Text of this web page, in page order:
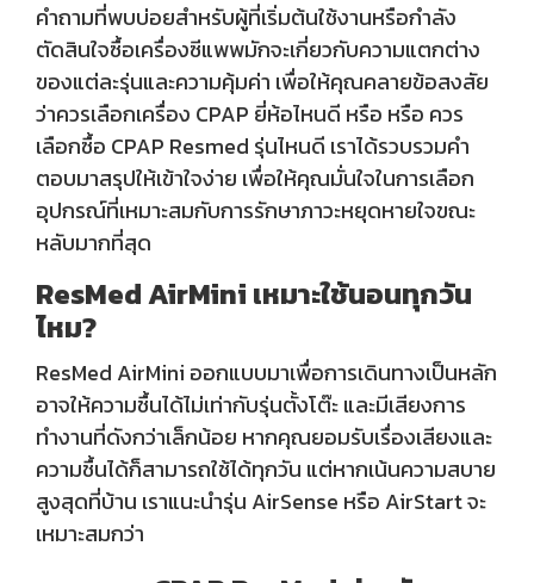
คำถามที่พบบ่อยสำหรับผู้ที่เริ่มต้นใช้งานหรือกำลัง
ตัดสินใจซื้อเครื่องซีแพพมักจะเกี่ยวกับความแตกต่าง
ของแต่ละรุ่นและความคุ้มค่า เพื่อให้คุณคลายข้อสงสัย
ว่าควรเลือกเครื่อง CPAP ยี่ห้อไหนดี หรือ หรือ ควร
เลือกซื้อ CPAP Resmed รุ่นไหนดี เราได้รวบรวมคำ
ตอบมาสรุปให้เข้าใจง่าย เพื่อให้คุณมั่นใจในการเลือก
อุปกรณ์ที่เหมาะสมกับการรักษาภาวะหยุดหายใจขณะ
หลับมากที่สุด
ResMed AirMini เหมาะใช้นอนทุกวัน
ไหม?
ResMed AirMini ออกแบบมาเพื่อการเดินทางเป็นหลัก
อาจให้ความชื้นได้ไม่เท่ากับรุ่นตั้งโต๊ะ และมีเสียงการ
ทำงานที่ดังกว่าเล็กน้อย หากคุณยอมรับเรื่องเสียงและ
ความชื้นได้ก็สามารถใช้ได้ทุกวัน แต่หากเน้นความสบาย
สูงสุดที่บ้าน เราแนะนำรุ่น AirSense หรือ AirStart จะ
เหมาะสมกว่า